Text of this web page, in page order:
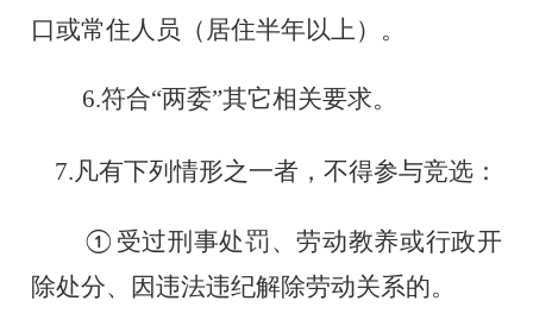
口或常住人 员（居住半年以上）。
6.符合“两委”其它相关要求。
7.凡有下列情形之一者，不得参与竞选：
① 受过刑事处罚、劳动教养或行政开
除处分、因违法违纪解除劳动关系的。